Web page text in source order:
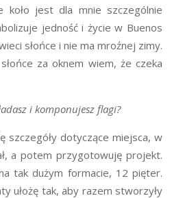
koło jest dla mnie szczególnie
jedność i życie w Buenos
słońce i nie ma mroźnej zimy.
za oknem wiem, że czeka
i komponujesz flagi?
szczegóły dotyczące miejsca, w
a potem przygotowuję projekt.
tak dużym formacie, 12 pięter.
ułożę tak, aby razem stworzyły